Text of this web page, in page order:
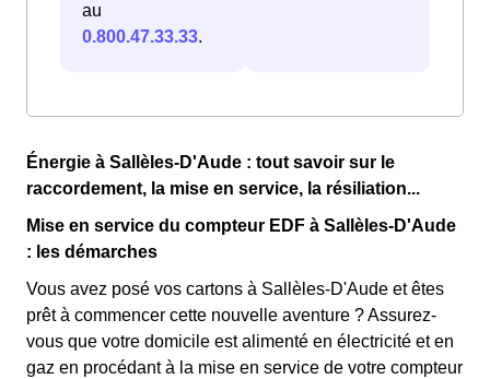
au
0.800.47.33.33.
Énergie à Sallèles-D'Aude : tout savoir sur le
raccordement, la mise en service, la résiliation...
Mise en service du compteur EDF à Sallèles-D'Aude
: les démarches
Vous avez posé vos cartons à Sallèles-D'Aude et êtes
prêt à commencer cette nouvelle aventure ? Assurez-
vous que votre domicile est alimenté en électricité et en
gaz en procédant à la mise en service de votre compteur